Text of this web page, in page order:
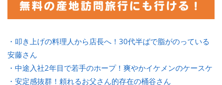
・叩き上げの料理人から店長へ！30代半ばで脂がのっている
安藤さん
・中途入社2年目で若手のホープ！爽やかイケメンのケースケ
・安定感抜群！頼れるお父さん的存在の桶谷さん